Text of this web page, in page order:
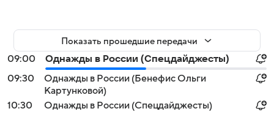
Показать прошедшие передачи
09:00
Однажды в России (Спецдайджесты)
09:30
Однажды в России (Бенефис Ольги
Картунковой)
10:30
Однажды в России (Спецдайджесты)